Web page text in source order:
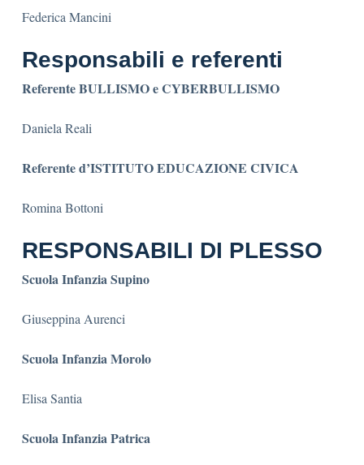
Federica Mancini
Responsabili e referenti
Referente BULLISMO e CYBERBULLISMO
Daniela Reali
Referente d’ISTITUTO EDUCAZIONE CIVICA
Romina Bottoni
RESPONSABILI DI PLESSO
Scuola Infanzia Supino
Giuseppina Aurenci
Scuola Infanzia Morolo
Elisa Santia
Scuola Infanzia Patrica